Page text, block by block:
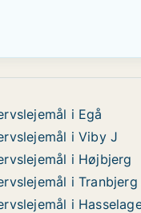
i Egå
i Viby J
i Højbjerg
i Tranbjerg
i